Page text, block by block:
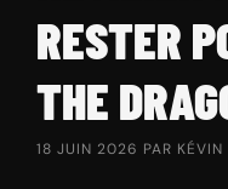
RESTER
THE
18 JUIN 2026 PAR KÉVIN